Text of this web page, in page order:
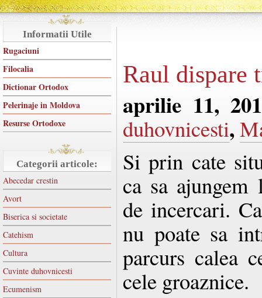
Informatii Utile
Rugaciuni
Filocalia
Dictionar Ortodox
Pelerinaje in Moldova
Resurse Ortodoxe
Categorii articole:
Abecedar crestin
Avort
Biserica si societate
Catehism
Cultura
Cuvinte duhovnicesti
Ecumenism
Raul dispare
aprilie 11,
duhovnicesti,
Si prin cate
ca sa
de incercari.
nu poate sa
parcurs calea
cele groaznice.